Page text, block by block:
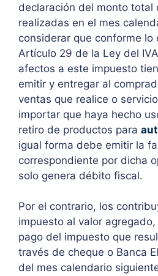
declaración del monto total
realizadas en el mes
considerar que conforme lo
Artículo 29 de la Ley del
afectos a este impuesto
emitir y entregar al
ventas que realice o
importar que haya hecho
retiro de productos para
igual forma debe emitir la
correspondiente por dicha
solo genera débito fiscal.
Por el contrario, los
impuesto al valor
pago del impuesto que
través de cheque o Banca
del mes calendario